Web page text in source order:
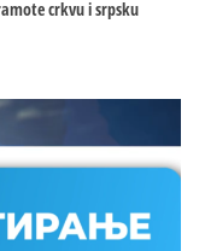
crkvu i srpsku